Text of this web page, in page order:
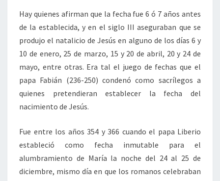
Hay quienes afirman que la fecha fue 6 ó 7 años antes
de la establecida, y en el siglo III aseguraban que se
produjo el natalicio de Jesús en alguno de los días 6 y
10 de enero, 25 de marzo, 15 y 20 de abril, 20 y 24 de
mayo, entre otras. Era tal el juego de fechas que el
papa Fabián (236-250) condenó como sacrílegos a
quienes pretendieran establecer la fecha del
nacimiento de Jesús.
Fue entre los años 354 y 366 cuando el papa Liberio
estableció como fecha inmutable para el
alumbramiento de María la noche del 24 al 25 de
diciembre, mismo día en que los romanos celebraban